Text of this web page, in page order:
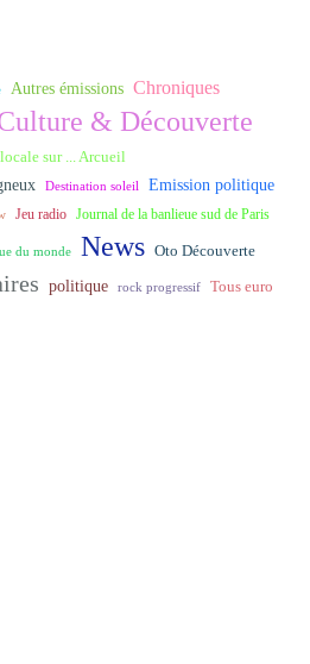
Autres émissions Chroniques
& Découverte
sur ... Arcueil
Destination soleil Emission politique
Jeu radio Journal de la banlieue sud de Paris
du monde News Oto Découverte
politique rock progressif Tous euro